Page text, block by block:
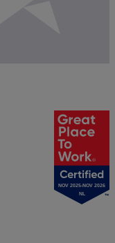
NOV 2025-NOV 2026
NL